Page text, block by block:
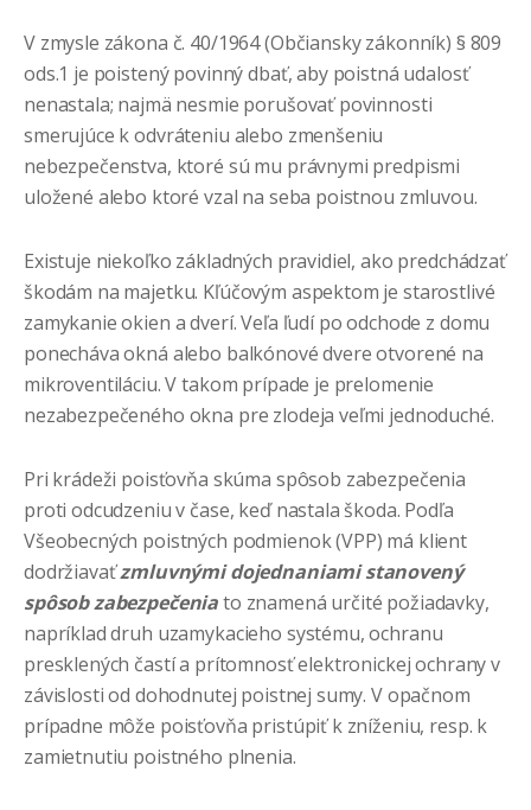
V zmysle zákona č. 40/1964 (Občiansky zákonník) § 809
ods.1 je poistený povinný dbať, aby poistná udalosť
nenastala; najmä nesmie porušovať povinnosti
smerujúce k odvráteniu alebo zmenšeniu
nebezpečenstva, ktoré sú mu právnymi predpismi
uložené alebo ktoré vzal na seba poistnou zmluvou.
Existuje niekoľko základných pravidiel, ako predchádzať
škodám na majetku. Kľúčovým aspektom je starostlivé
zamykanie okien a dverí. Veľa ľudí po odchode z domu
ponecháva okná alebo balkónové dvere otvorené na
mikroventiláciu. V takom prípade je prelomenie
nezabezpečeného okna pre zlodeja veľmi jednoduché.
Pri krádeži poisťovňa skúma spôsob zabezpečenia
proti odcudzeniu v čase, keď nastala škoda. Podľa
Všeobecných poistných podmienok (VPP) má klient
dodržiavaťzmluvnými dojednaniami stanovený
spôsob zabezpečeniato znamená určité požiadavky,
napríklad druh uzamykacieho systému, ochranu
presklených častí a prítomnosť elektronickej ochrany v
závislosti od dohodnutej poistnej sumy. V opačnom
prípadne môže poisťovňa pristúpiť k zníženiu, resp. k
zamietnutiu poistného plnenia.